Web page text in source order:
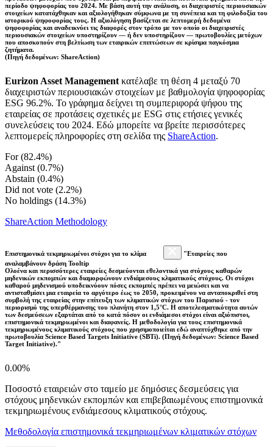
περίοδο ψηφοφορίας του 2024. Με βάση αυτή την ανάλυση, οι διαχειριστές περιουσιακών
στοιχείων κατατάχθηκαν και αξιολογήθηκαν σύμφωνα με τη συνέπεια και τη φιλοδοξία του
ιστορικού ψηφοφορίας τους. Η αξιολόγηση βασίζεται σε λεπτομερή δεδομένα
ψηφοφορίας και αναδεικνύει τις διαφορές στον τρόπο με τον οποίο οι διαχειριστές
περιουσιακών στοιχείων υποστηρίζουν — ή δεν υποστηρίζουν — πρωτοβουλίες μετόχων
που αποσκοπούν στη βελτίωση των εταιρικών επιπτώσεων σε κρίσιμα παγκόσμια
ζητήματα.
(Πηγή δεδομένων: ShareAction)
Eurizon Asset Management κατέλαβε τη θέση 4 μεταξύ 70
διαχειριστών περιουσιακών στοιχείων με βαθμολογία ψηφοφορίας
ESG 96.2%. Το γράφημα δείχνει τη συμπεριφορά ψήφου της
εταιρείας σε προτάσεις σχετικές με ESG στις ετήσιες γενικές
συνελεύσεις του 2024. Εδώ μπορείτε να βρείτε περισσότερες
λεπτομερείς πληροφορίες στη σελίδα της ShareAction.
For (82.4%)
Against (0.7%)
Abstain (0.4%)
Did not vote (2.2%)
No holdings (14.3%)
ShareAction Methodology
Επιστημονικά τεκμηριωμένοι στόχοι για το κλίμα
"Εταιρείες που
αναλαμβάνουν δράση Tooltip
Ολοένα και περισσότερες εταιρείες δεσμεύονται εθελοντικά για στόχους καθαρών
μηδενικών εκπομπών και διαμορφώνουν ενδιάμεσους κλιματικούς στόχους. Οι στόχοι
καθαρού μηδενισμού υποδεικνύουν πόσες εκπομπές πρέπει να μειώσει και να
αντισταθμίσει μια εταιρεία το αργότερο έως το 2050, προκειμένου να ανταποκριθεί στη
συμβολή της εταιρείας στην επίτευξη των κλιματικών στόχων του Παρισιού - τον
περιορισμό της υπερθέρμανσης του πλανήτη στον 1,5°C. Η αποτελεσματικότητα αυτών
των δεσμεύσεων εξαρτάται από το κατά πόσον οι ενδιάμεσοι στόχοι είναι αξιόπιστοι,
επιστημονικά τεκμηριωμένοι και διαφανείς. Η μεθοδολογία για τους επιστημονικά
τεκμηριωμένους κλιματικούς στόχους που χρησιμοποιείται εδώ αναπτύχθηκε από την
πρωτοβουλία Science Based Targets Initiative (SBTi). (Πηγή δεδομένων: Science Based
Target Initiative)."
0.00%
Ποσοστό εταιρειών στο ταμείο με δημόσιες δεσμεύσεις για
στόχους μηδενικών εκπομπών και επιβεβαιωμένους επιστημονικά
τεκμηριωμένους ενδιάμεσους κλιματικούς στόχους.
Μεθοδολογία επιστημονικά τεκμηριωμένων κλιματικών στόχων